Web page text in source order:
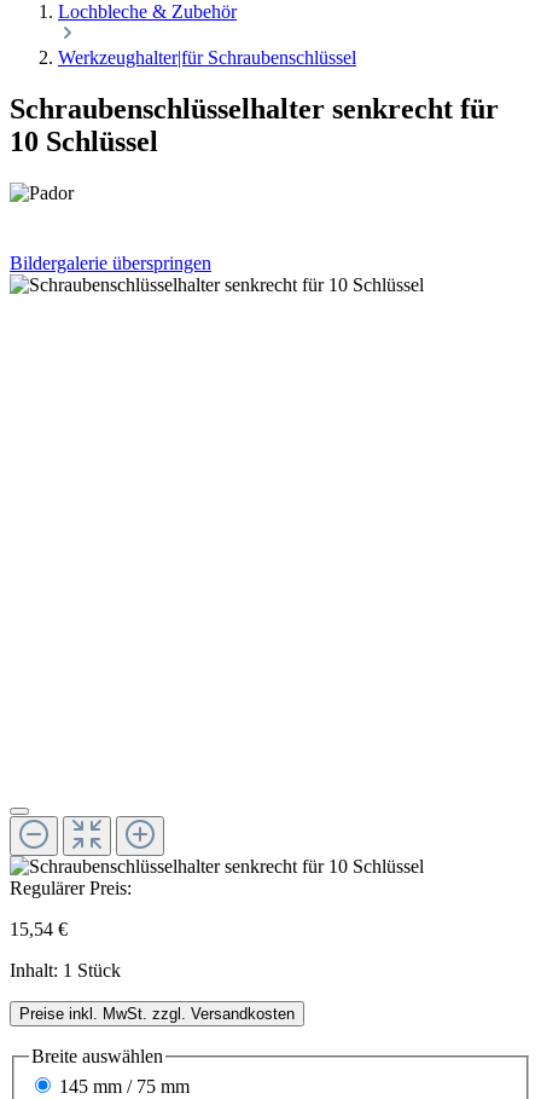
Lochbleche & Zubehör
Werkzeughalter|für Schraubenschlüssel
Schraubenschlüsselhalter senkrecht für
10 Schlüssel
Bildergalerie überspringen
Regulärer Preis:
15,54 €
Inhalt: 1 Stück
Preise inkl. MwSt. zzgl. Versandkosten
Breite auswählen
145 mm / 75 mm